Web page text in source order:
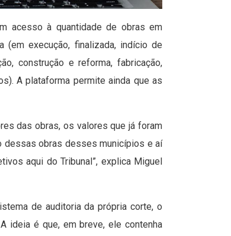
acesso à quantidade de obras em
(em execução, finalizada, indício de
construção e reforma, fabricação,
A plataforma permite ainda que as
das obras, os valores que já foram
dessas obras desses municípios e aí
aqui do Tribunal”, explica Miguel
de auditoria da própria corte, o
ideia é que, em breve, ele contenha